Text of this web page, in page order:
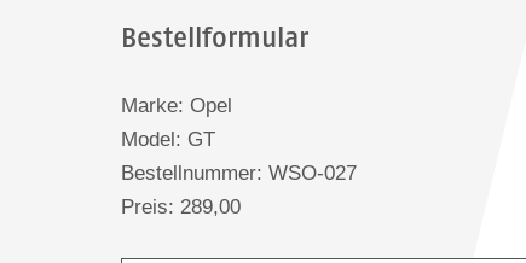
Bestellformular
Marke: Opel
Model: GT
Bestellnummer: WSO-027
Preis: 289,00